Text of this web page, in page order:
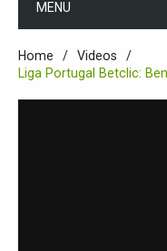
MENU
Home
Videos
Liga Portugal Betclic: